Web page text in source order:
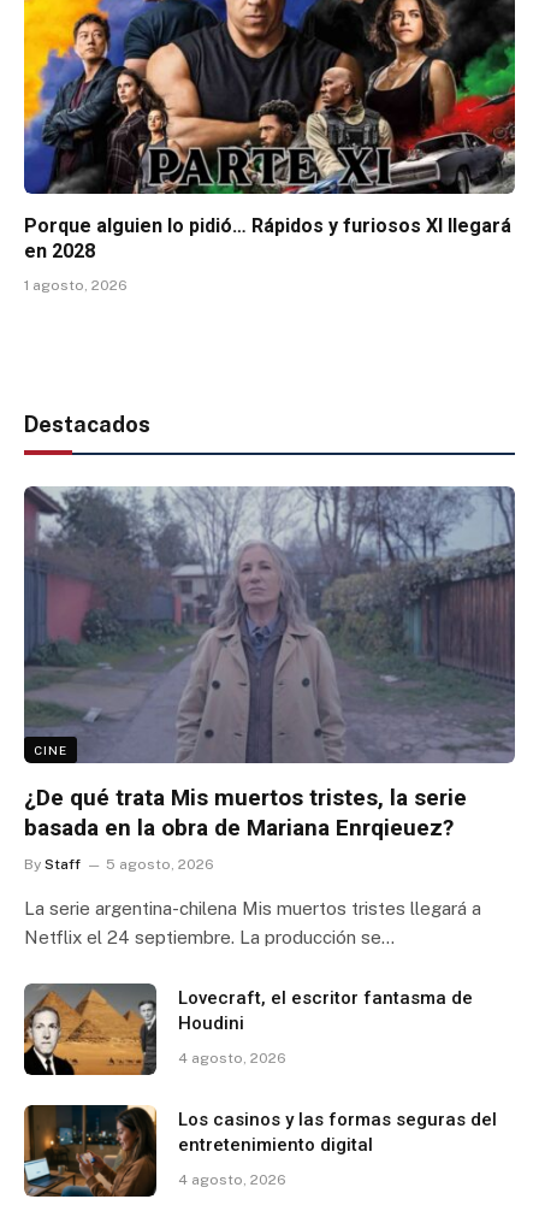
Porque alguien lo pidió… Rápidos y furiosos XI llegará
en 2028
1 agosto, 2026
Destacados
CINE
¿De qué trata Mis muertos tristes, la serie
basada en la obra de Mariana Enrqieuez?
By Staff 5 agosto, 2026
La serie argentina-chilena Mis muertos tristes llegará a
Netflix el 24 septiembre. La producción se…
Lovecraft, el escritor fantasma de
Houdini
4 agosto, 2026
Los casinos y las formas seguras del
entretenimiento digital
4 agosto, 2026